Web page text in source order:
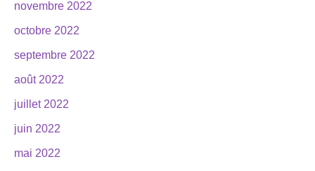
novembre 2022
octobre 2022
septembre 2022
août 2022
juillet 2022
juin 2022
mai 2022